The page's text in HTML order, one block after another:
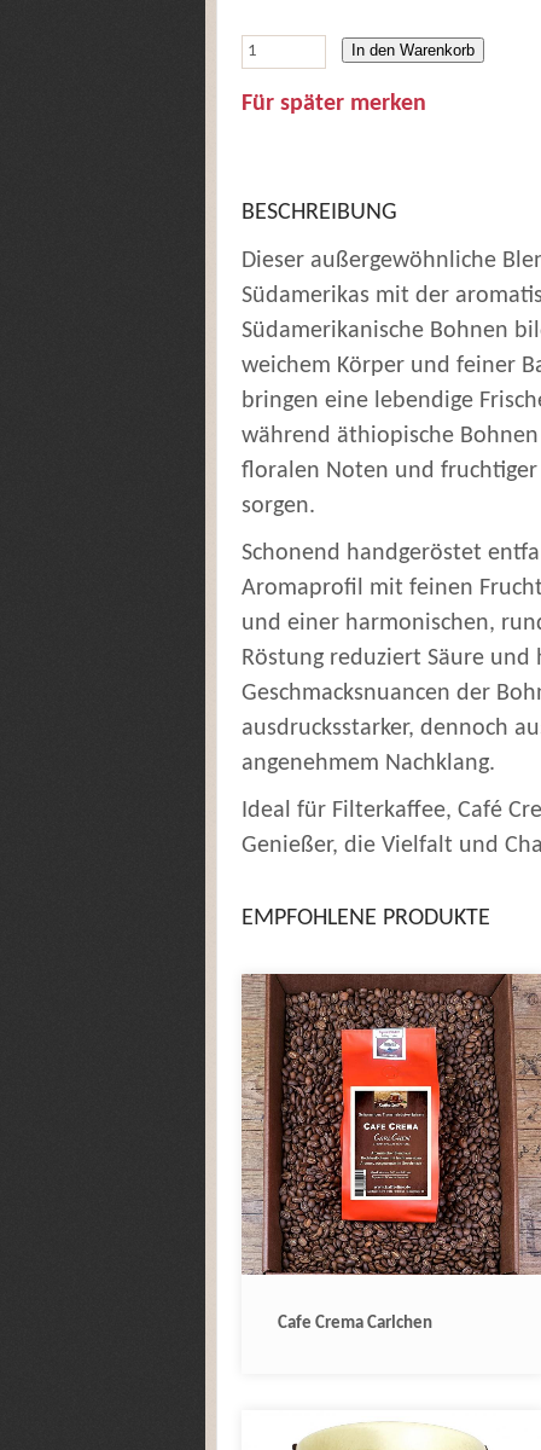
In den Warenkorb
Für später merken
BESCHREIBUNG
Dieser außergewöhnliche
Südamerikas mit der
Südamerikanische Bohnen
weichem Körper und feiner
bringen eine lebendige
während äthiopische
floralen Noten und fruchtiger
sorgen.
Schonend handgeröstet
Aromaprofil mit feinen
und einer harmonischen,
Röstung reduziert Säure
Geschmacksnuancen der
ausdrucksstarker, dennoch
angenehmem Nachklang.
Ideal für Filterkaffee, Café
Genießer, die Vielfalt und
EMPFOHLENE PRODUKTE
Cafe Crema Carlchen